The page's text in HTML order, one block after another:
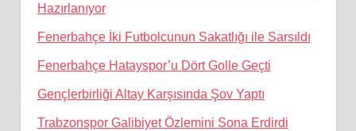
Hazırlanıyor
Fenerbahçe İki Futbolcunun Sakatlığı ile Sarsıldı
Fenerbahçe Hatayspor’u Dört Golle Geçti
Gençlerbirliği Altay Karşısında Şov Yaptı
Trabzonspor Galibiyet Özlemini Sona Erdirdi